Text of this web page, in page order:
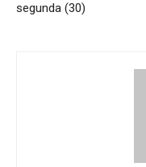
segunda (30)